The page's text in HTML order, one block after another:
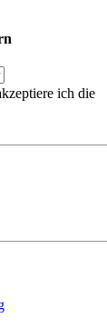
ich die